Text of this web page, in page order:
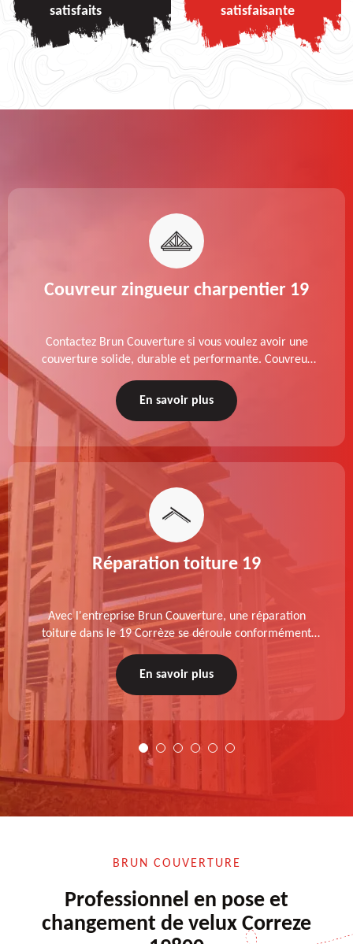
satisfaits
satisfaisante
Couvreur zingueur charpentier 19
Contactez Brun Couverture si vous voulez avoir une
couverture solide, durable et performante. Couvreur
zingueur charpentier dans le 19 Corrèze, nos services
de qualité sont accessibles au meilleur prix.
En savoir plus
Réparation toiture 19
Avec l'entreprise Brun Couverture, une réparation
toiture dans le 19 Corrèze se déroule conformément
aux normes : diagnostic au prélable, choix de la
technique à appliquer, test après remise en état.
En savoir plus
BRUN COUVERTURE
Professionnel en pose et
changement de velux Correze